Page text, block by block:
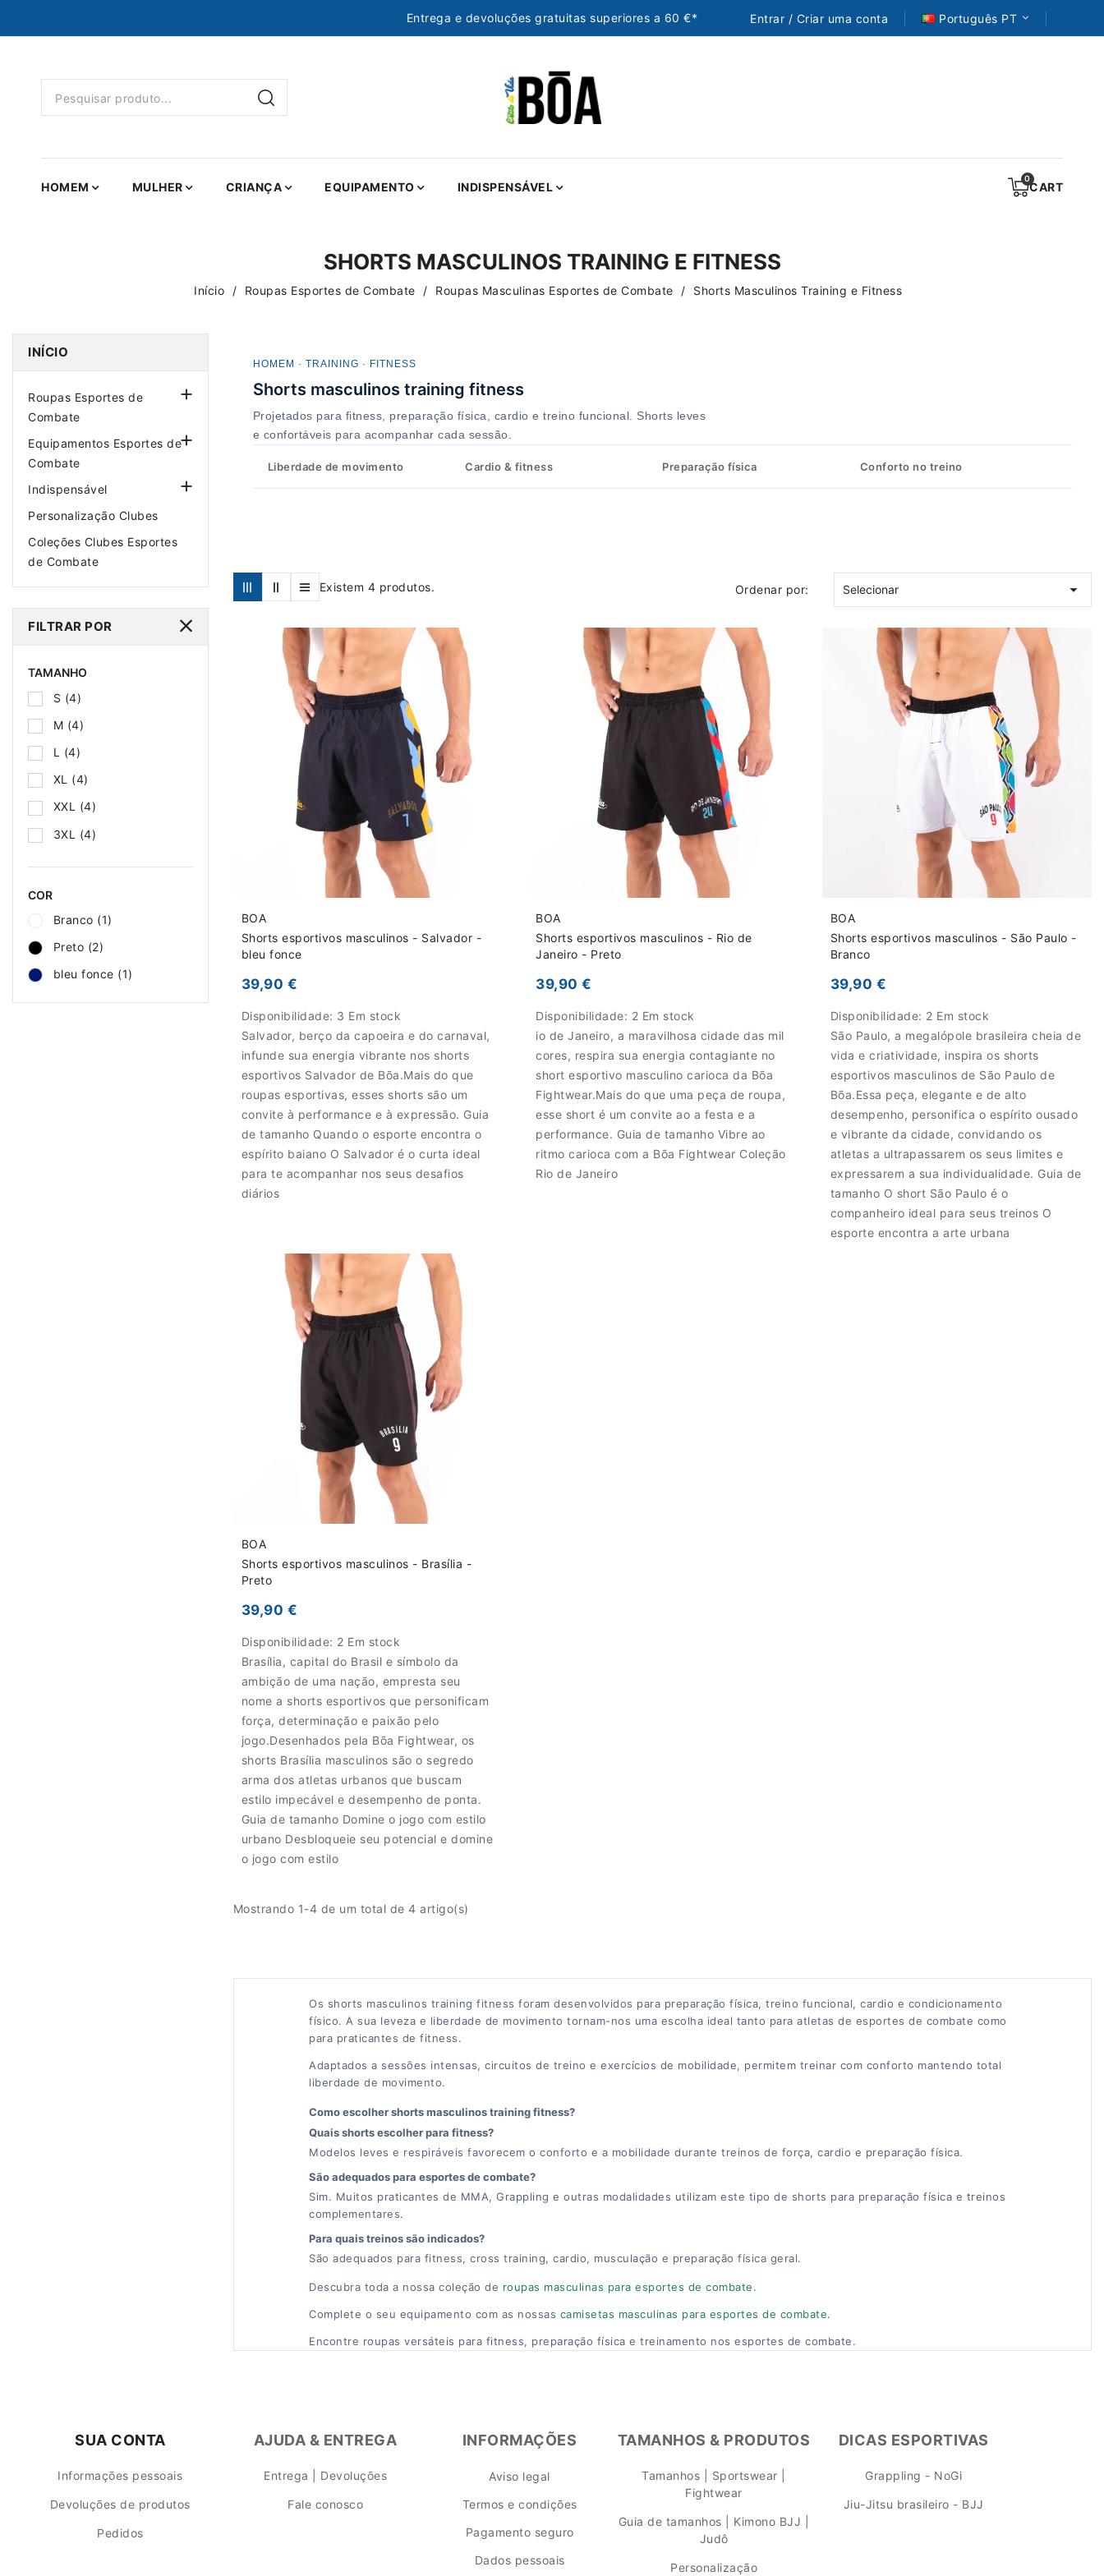
Entrega e devoluções gratuitas superiores a 60 €* Entrar / Criar uma conta Português PT
HOMEM MULHER CRIANÇA EQUIPAMENTO INDISPENSÁVEL CART
SHORTS MASCULINOS TRAINING E FITNESS
Início Roupas Esportes de Combate Roupas Masculinas Esportes de Combate Shorts Masculinos Training e Fitness
INÍCIO
Roupas Esportes de
Combate

Equipamentos Esportes de
Combate

Indispensável 
Personalização Clubes
Coleções Clubes Esportes
de Combate
FILTRAR POR
TAMANHO
S (4)
M (4)
L (4)
XL (4)
XXL (4)
3XL (4)
COR
Branco (1)
Preto (2)
bleu fonce (1)
HOMEM · TRAINING · FITNESS
Shorts masculinos training fitness
Projetados para fitness, preparação física, cardio e treino funcional. Shorts leves
e confortáveis para acompanhar cada sessão.
Liberdade de movimento Cardio & fitness Preparação física Conforto no treino
Existem 4 produtos. Ordenar por: Selecionar 
BOA
Shorts esportivos masculinos - Salvador -
bleu fonce
39,90 €
Disponibilidade: 3 Em stock
Salvador, berço da capoeira e do carnaval,
infunde sua energia vibrante nos shorts
esportivos Salvador de Bõa.Mais do que
roupas esportivas, esses shorts são um
convite à performance e à expressão. Guia
de tamanho Quando o esporte encontra o
espírito baiano O Salvador é o curta ideal
para te acompanhar nos seus desafios
diários
BOA
Shorts esportivos masculinos - Rio de
Janeiro - Preto
39,90 €
Disponibilidade: 2 Em stock
io de Janeiro, a maravilhosa cidade das mil
cores, respira sua energia contagiante no
short esportivo masculino carioca da Bõa
Fightwear.Mais do que uma peça de roupa,
esse short é um convite ao a festa e a
performance. Guia de tamanho Vibre ao
ritmo carioca com a Bõa Fightwear Coleção
Rio de Janeiro
BOA
Shorts esportivos masculinos - São Paulo -
Branco
39,90 €
Disponibilidade: 2 Em stock
São Paulo, a megalópole brasileira cheia de
vida e criatividade, inspira os shorts
esportivos masculinos de São Paulo de
Bõa.Essa peça, elegante e de alto
desempenho, personifica o espírito ousado
e vibrante da cidade, convidando os
atletas a ultrapassarem os seus limites e
expressarem a sua individualidade. Guia de
tamanho O short São Paulo é o
companheiro ideal para seus treinos O
esporte encontra a arte urbana
BOA
Shorts esportivos masculinos - Brasília -
Preto
39,90 €
Disponibilidade: 2 Em stock
Brasília, capital do Brasil e símbolo da
ambição de uma nação, empresta seu
nome a shorts esportivos que personificam
força, determinação e paixão pelo
jogo.Desenhados pela Bõa Fightwear, os
shorts Brasília masculinos são o segredo
arma dos atletas urbanos que buscam
estilo impecável e desempenho de ponta.
Guia de tamanho Domine o jogo com estilo
urbano Desbloqueie seu potencial e domine
o jogo com estilo
Mostrando 1-4 de um total de 4 artigo(s)
Os shorts masculinos training fitness foram desenvolvidos para preparação física, treino funcional, cardio e condicionamento
físico. A sua leveza e liberdade de movimento tornam-nos uma escolha ideal tanto para atletas de esportes de combate como
para praticantes de fitness.
Adaptados a sessões intensas, circuitos de treino e exercícios de mobilidade, permitem treinar com conforto mantendo total
liberdade de movimento.
Como escolher shorts masculinos training fitness?
Quais shorts escolher para fitness?
Modelos leves e respiráveis favorecem o conforto e a mobilidade durante treinos de força, cardio e preparação física.
São adequados para esportes de combate?
Sim. Muitos praticantes de MMA, Grappling e outras modalidades utilizam este tipo de shorts para preparação física e treinos
complementares.
Para quais treinos são indicados?
São adequados para fitness, cross training, cardio, musculação e preparação física geral.
Descubra toda a nossa coleção de roupas masculinas para esportes de combate.
Complete o seu equipamento com as nossas camisetas masculinas para esportes de combate.
Encontre roupas versáteis para fitness, preparação física e treinamento nos esportes de combate.
SUA CONTA
Informações pessoais
Devoluções de produtos
Pedidos
AJUDA & ENTREGA
Entrega | Devoluções
Fale conosco
INFORMAÇÕES
Aviso legal
Termos e condições
Pagamento seguro
Dados pessoais
TAMANHOS & PRODUTOS
Tamanhos | Sportswear |
Fightwear
Guia de tamanhos | Kimono BJJ |
Judô
Personalização
DICAS ESPORTIVAS
Grappling - NoGi
Jiu-Jitsu brasileiro - BJJ